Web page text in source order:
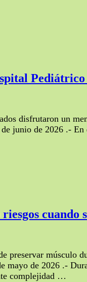
Pediátrico
disfrutaron un
junio de 2026 .-
preservar
de 2026 .-
complejidad …